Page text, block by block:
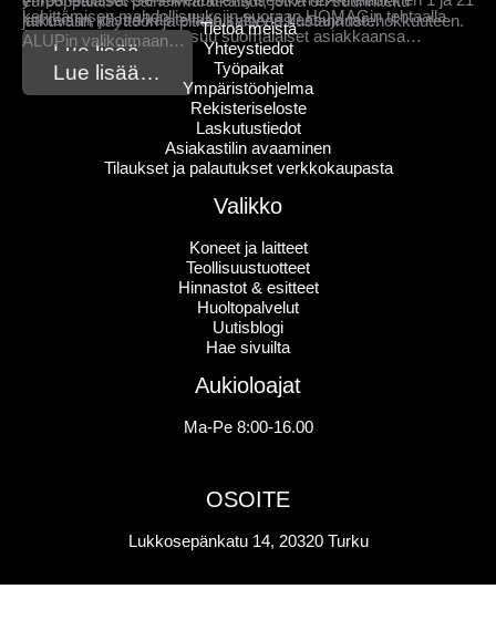
kehittämisen mahdollisuuksiin suoraan HOMAGin tehtaalla
Saksassa. Projecta kutsuu suomalaiset asiakkaansa…
Lue lisää…
kohteisiin, joissa käsitellään syttyviä kaasuja tai…
Lue lisää…
jatkuvaan käyttöön ja pitkäaikaiseen kustannustehokkuuteen.
ALUPin valikoimaan…
Lue lisää…
Tietoa meistä
Yhteystiedot
Työpaikat
Ympäristöohjelma
Rekisteriseloste
Laskutustiedot
Asiakastilin avaaminen
Tilaukset ja palautukset verkkokaupasta
Valikko
Koneet ja laitteet
Teollisuustuotteet
Hinnastot & esitteet
Huoltopalvelut
Uutisblogi
Hae sivuilta
Aukioloajat
Ma-Pe 8:00-16.00
OSOITE
Lukkosepänkatu 14, 20320 Turku